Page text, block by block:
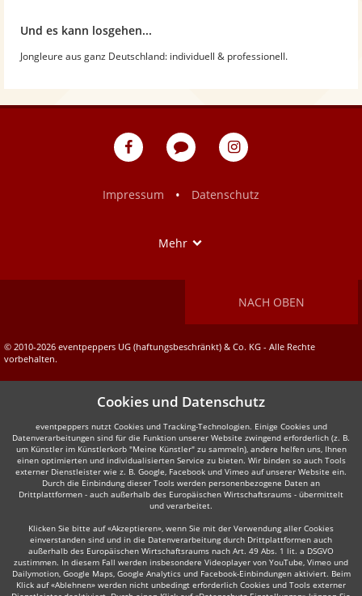
Und es kann losgehen...
Jongleure aus ganz Deutschland: individuell & professionell.
eventpeppers
Blog
eventpeppers
Impressum
• Datenschutz
Mehr
NACH OBEN
© 2010-2026 eventpeppers UG (haftungsbeschränkt) & Co. KG - Alle Rechte
vorbehalten.
Cookies und Datenschutz
eventpeppers nutzt Cookies und Tracking-Technologien. Einige Cookies und
Datenverarbeitungen sind für die Funktion unserer Website zwingend erforderlich (z. B.
um Künstler im Künstlerkorb "Meine Künstler" zu sammeln), andere helfen uns, Ihnen
einen optimierten und individualisierten Service zu bieten. Wir binden so auch Tools
externer Dienstleister wie z. B. Google, Facebook und Vimeo auf unserer Website ein.
Durch die Einbindung dieser Tools werden personenbezogene Daten an
Drittplattformen - auch außerhalb des Europäischen Wirtschaftsraums - übermittelt
und verarbeitet.
Klicken Sie bitte auf «Akzeptieren», wenn Sie mit der Verwendung aller Cookies
einverstanden sind und in die Datenverarbeitung durch Drittplattformen auch
außerhalb des Europäischen Wirtschaftsraums nach Art. 49 Abs. 1 lit. a DSGVO
zustimmen. In diesem Fall werden insbesondere Videoplayer von YouTube, Vimeo und
Dailymotion, Google Maps, Google Analytics und Facebook-Einbindungen aktiviert. Beim
Klick auf «Ablehnen» werden nicht unbedingt erforderlich Cookies und Tools externer